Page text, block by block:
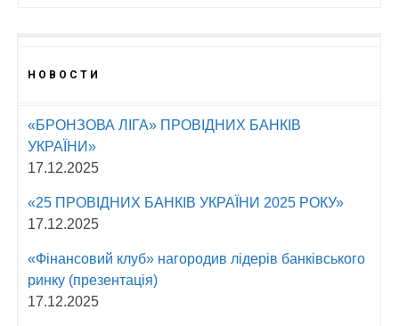
НОВОСТИ
«БРОНЗОВА ЛІГА» ПРОВІДНИХ БАНКІВ
УКРАЇНИ»
17.12.2025
«25 ПРОВІДНИХ БАНКІВ УКРАЇНИ 2025 РОКУ»
17.12.2025
«Фінансовий клуб» нагородив лідерів банківського
ринку (презентація)
17.12.2025